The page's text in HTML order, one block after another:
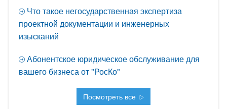
Что такое негосударственная экспертиза
проектной документации и инженерных
изысканий
Абонентское юридическое обслуживание для
вашего бизнеса от "РосКо"
Посмотреть все